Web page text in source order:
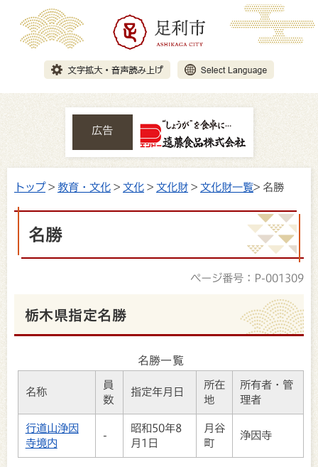
広告
トップ> 教育・文化 > 文化 > 文化財 > 文化財一覧> 名勝
名勝
ページ番号：P-001309
栃木県指定名勝
名勝一覧
名称
員
数
指定年月日
所在
地
所有者・管
理者
行道山浄因
寺境内
-
昭和50年8
月1日
月谷
町
浄因寺